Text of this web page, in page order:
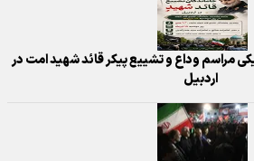
مراسم وداع و تشییع پیکر قائد شهید امت در
اردبیل